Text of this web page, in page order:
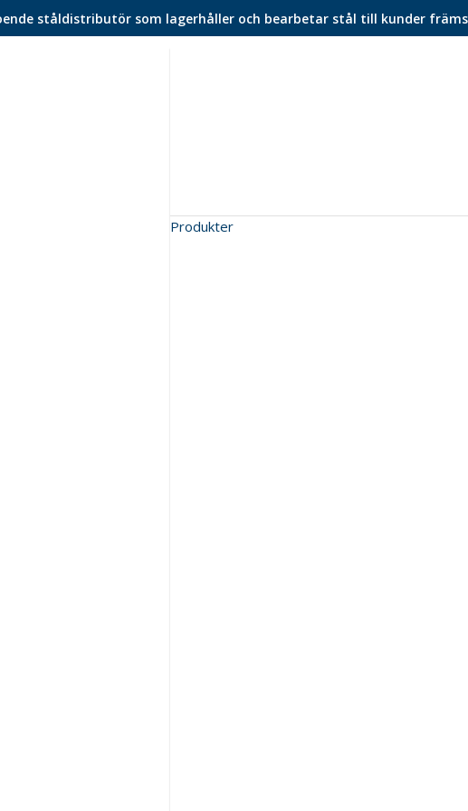
ståldistributör som lagerhåller och bearbetar stål till kunder
Produkter